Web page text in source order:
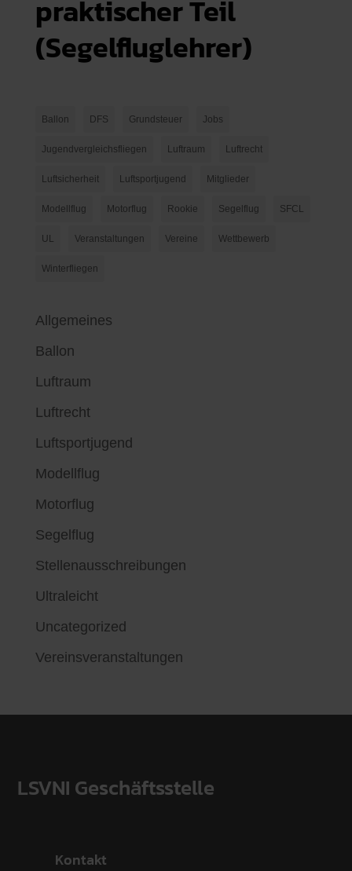
praktischer Teil
(Segelfluglehrer)
Ballon DFS Grundsteuer Jobs
Jugendvergleichsfliegen Luftraum Luftrecht
Luftsicherheit Luftsportjugend Mitglieder
Modellflug Motorflug Rookie Segelflug SFCL
UL Veranstaltungen Vereine Wettbewerb
Winterfliegen
Allgemeines
Ballon
Luftraum
Luftrecht
Luftsportjugend
Modellflug
Motorflug
Segelflug
Stellenausschreibungen
Ultraleicht
Uncategorized
Vereinsveranstaltungen
LSVNI Geschäftsstelle
Kontakt